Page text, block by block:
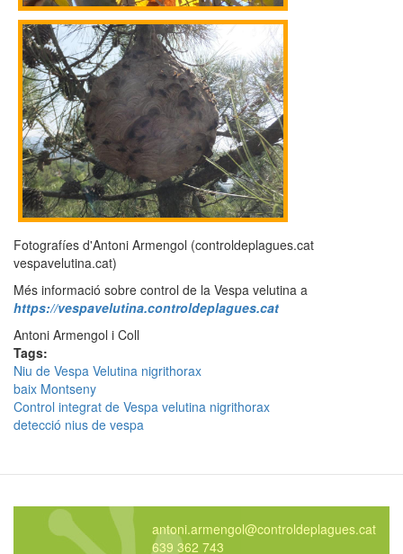
Fotografíes d'Antoni Armengol (controldeplagues.cat
vespavelutina.cat)
Més informació sobre control de la Vespa velutina a
https://vespavelutina.controldeplagues.cat
Antoni Armengol i Coll
Tags:
Niu de Vespa Velutina nigrithorax
baix Montseny
Control integrat de Vespa velutina nigrithorax
detecció nius de vespa
antoni.armengol@controldeplagues.cat
639 362 743